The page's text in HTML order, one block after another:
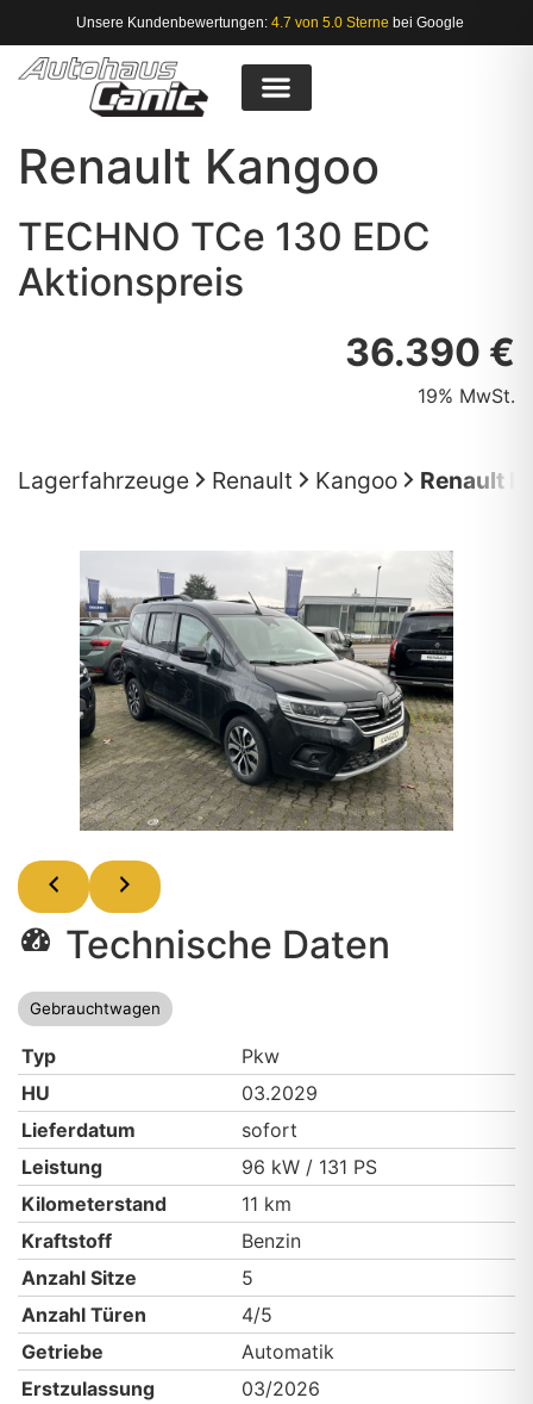
Unsere Kundenbewertungen: 4.7 von 5.0 Sterne bei Google
Renault Kangoo
TECHNO TCe 130 EDC
Aktionspreis
36.390 €
19% MwSt.
Lagerfahrzeuge Renault Kangoo Renault
Technische Daten
Gebrauchtwagen
Typ
Pkw
HU
03.2029
Lieferdatum
sofort
Leistung
96 kW / 131 PS
Kilometerstand
11 km
Kraftstoff
Benzin
Anzahl Sitze
5
Anzahl Türen
4/5
Getriebe
Automatik
Erstzulassung
03/2026